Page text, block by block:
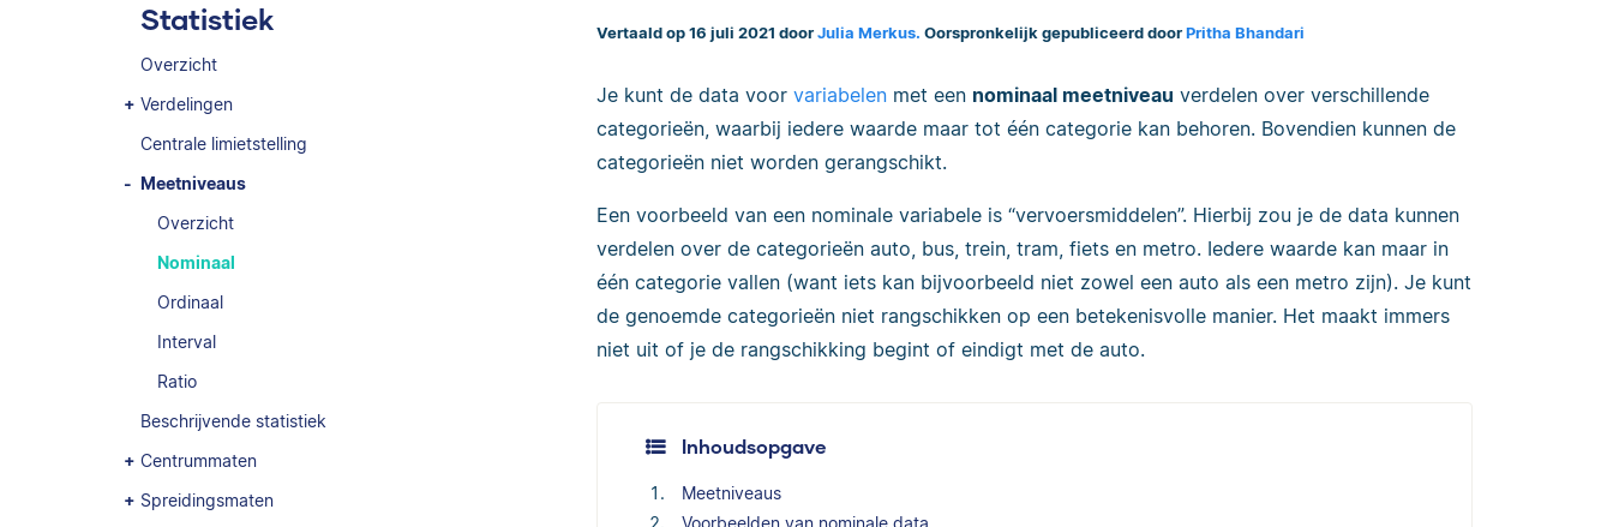
Statistiek
Overzicht
Verdelingen
Centrale limietstelling
Meetniveaus
Overzicht
Nominaal
Ordinaal
Interval
Ratio
Beschrijvende statistiek
Centrummaten
Spreidingsmaten
Vertaald op 16 juli 2021 door Julia Merkus. Oorspronkelijk gepubliceerd door Pritha Bhandari
Je kunt de data voor variabelen met een nominaal meetniveau verdelen over verschillende
categorieën, waarbij iedere waarde maar tot één categorie kan behoren. Bovendien kunnen de
categorieën niet worden gerangschikt.
Een voorbeeld van een nominale variabele is “vervoersmiddelen”. Hierbij zou je de data kunnen
verdelen over de categorieën auto, bus, trein, tram, fiets en metro. Iedere waarde kan maar in
één categorie vallen (want iets kan bijvoorbeeld niet zowel een auto als een metro zijn). Je kunt
de genoemde categorieën niet rangschikken op een betekenisvolle manier. Het maakt immers
niet uit of je de rangschikking begint of eindigt met de auto.
Inhoudsopgave
Meetniveaus
Voorbeelden van nominale data